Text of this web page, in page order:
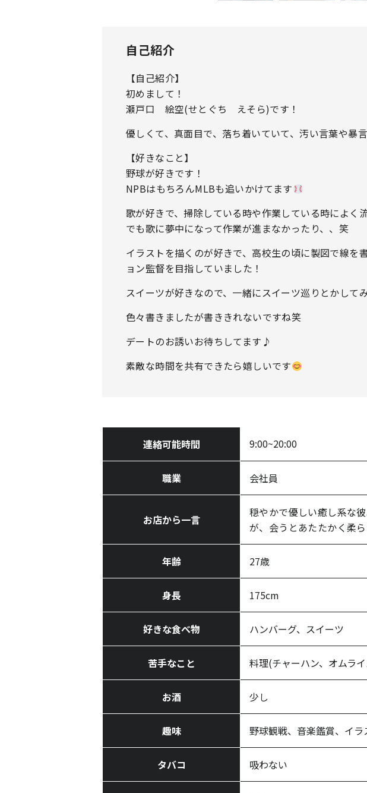
自己紹介
【自己紹介】
初めまして！
瀬戸口 絵空(せとぐち えそら)です！
優しくて、真面目で、落ち着いていて、汚い言葉や暴
【好きなこと】
野球が好きです！
NPBはもちろんMLBも追いかけてます
歌が好きで、掃除している時や作業している時によく
でも歌に夢中になって作業が進まなかったり、、笑
イラストを描くのが好きで、高校生の頃に製図で線
ョン監督を目指していました！
スイーツが好きなので、一緒にスイーツ巡りとかして
色々書きましたが書ききれないですね笑
デートのお誘いお待ちしてます♪
素敵な時間を共有できたら嬉しいです
連絡可能時間 9:00~20:00
職業 会社員
お店から一言
穏やかで優しい癒し系な
が、会うとあたたかく柔
年齢 27歳
身長 175cm
好きな食べ物 ハンバーグ、スイーツ
苦手なこと 料理(チャーハン、オムラ
お酒 少し
趣味 野球観戦、音楽鑑賞、イラ
タバコ 吸わない